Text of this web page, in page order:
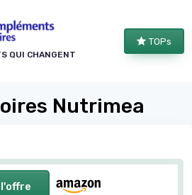
QUI CHANGENT
TOPs
Nutrimea